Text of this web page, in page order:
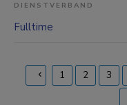
DIENSTVERBAND
Fulltime
1 2 3